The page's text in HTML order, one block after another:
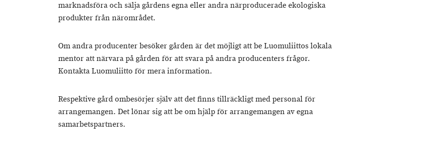
marknadsföra och sälja gårdens egna eller andra närproducerade ekologiska
produkter från närområdet.
Om andra producenter besöker gården är det möjligt att be Luomuliittos lokala
mentor att närvara på gården för att svara på andra producenters frågor.
Kontakta Luomuliitto för mera information.
Respektive gård ombesörjer själv att det finns tillräckligt med personal för
arrangemangen. Det lönar sig att be om hjälp för arrangemangen av egna
samarbetspartners.